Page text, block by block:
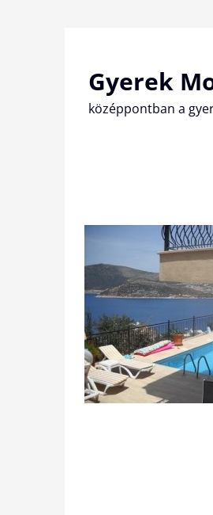
Gyerek
középpontban a